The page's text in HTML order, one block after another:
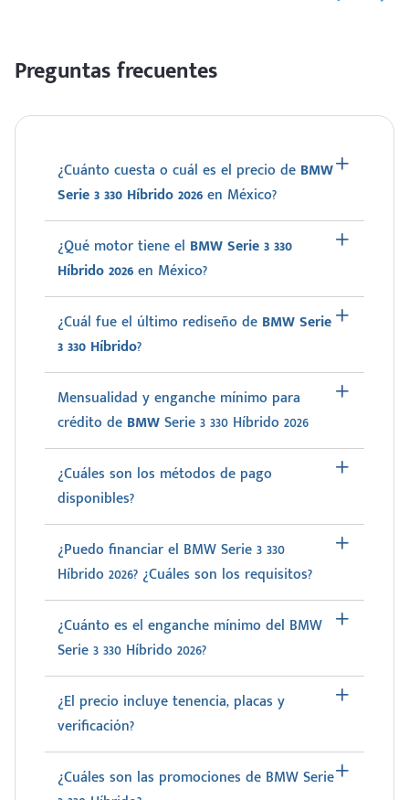
Preguntas frecuentes
¿Cuánto cuesta o cuál es el precio de BMW
Serie 3 330 Híbrido 2026en México?
¿Qué motor tiene el BMW Serie 3 330
Híbrido 2026en México?
¿Cuál fue el último rediseño de BMW Serie
3 330 Híbrido?
Mensualidad y enganche mínimo para
crédito de BMWSerie 3 330 Híbrido 2026
¿Cuáles son los métodos de pago
disponibles?
¿Puedo financiar el BMW Serie 3 330
Híbrido 2026? ¿Cuáles son los requisitos?
¿Cuánto es el enganche mínimo del BMW
Serie 3 330 Híbrido 2026?
¿El precio incluye tenencia, placas y
verificación?
¿Cuáles son las promociones de BMW Serie